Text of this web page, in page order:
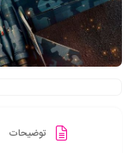
توضیحات